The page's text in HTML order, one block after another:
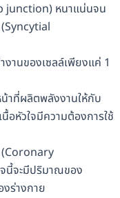
junction) หนาแน่นจน
านของเซลล์เพียงแค่ 1
าที่ผลิตพลังงานให้กับ
อหัวใจมีความต้องการใช้
(Coronary
นี้จะมีปริมาณของ
ร่างกาย